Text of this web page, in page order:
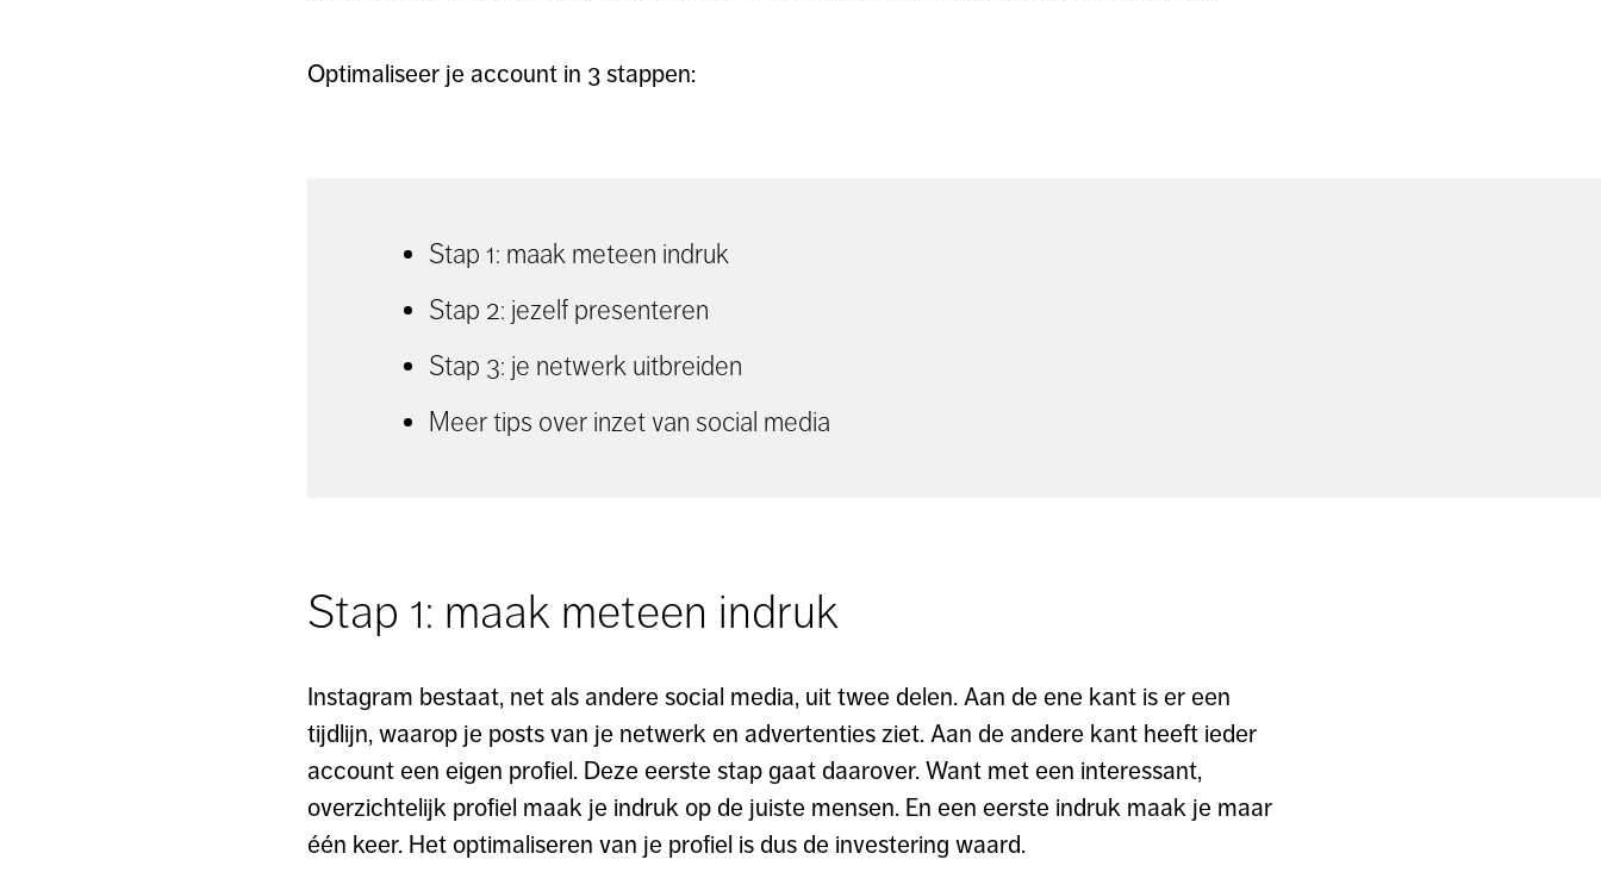
Optimaliseer je account in 3 stappen:
Stap 1: maak meteen indruk
Stap 2: jezelf presenteren
Stap 3: je netwerk uitbreiden
Meer tips over inzet van social media
Stap 1: maak meteen indruk
Instagram bestaat, net als andere social media, uit twee delen. Aan de ene kant is er een
tijdlijn, waarop je posts van je netwerk en advertenties ziet. Aan de andere kant heeft ieder
account een eigen profiel. Deze eerste stap gaat daarover. Want met een interessant,
overzichtelijk profiel maak je indruk op de juiste mensen. En een eerste indruk maak je maar
één keer. Het optimaliseren van je profiel is dus de investering waard.